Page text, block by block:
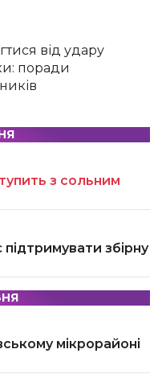
від удару
поради
з сольним
збірну
мікрорайоні